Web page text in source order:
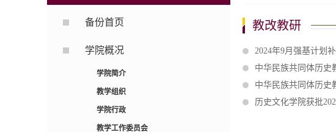
备份首页
学院概况
学院简介
教学组织
学院行政
教学工作委员会
教改教研
2024年9月强基计划
中华民族共同体历史
中华民族共同体历史
历史文化学院获批